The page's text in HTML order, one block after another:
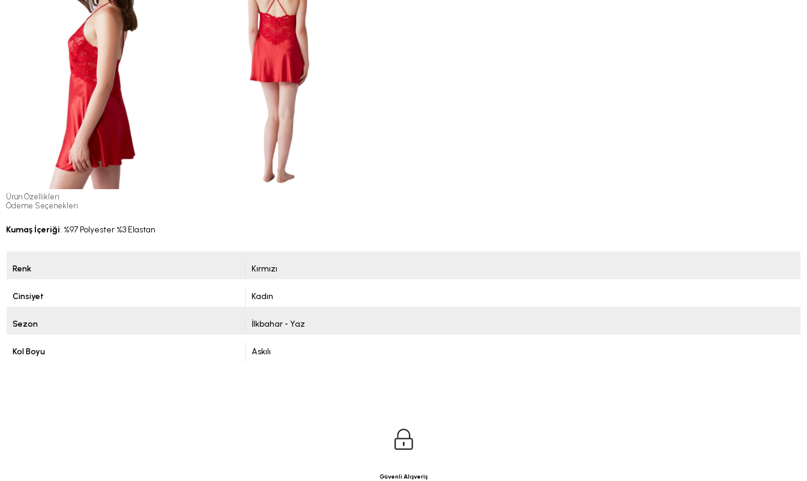
Ürün Özellikleri
Ödeme Seçenekleri
Kumaş İçeriği: %97 Polyester %3 Elastan
Renk Kırmızı
Cinsiyet Kadın
Sezon İlkbahar - Yaz
Kol Boyu Askılı
Güvenli Alışveriş